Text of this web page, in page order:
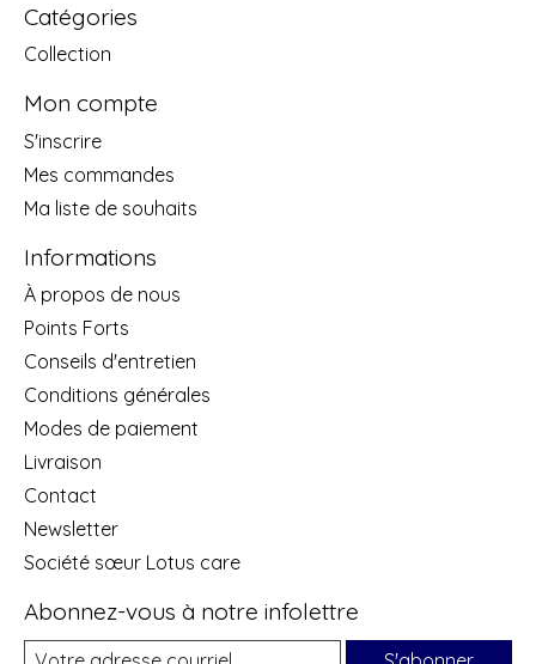
Catégories
Collection
Mon compte
S'inscrire
Mes commandes
Ma liste de souhaits
Informations
À propos de nous
Points Forts
Conseils d'entretien
Conditions générales
Modes de paiement
Livraison
Contact
Newsletter
Société sœur Lotus care
Abonnez-vous à notre infolettre